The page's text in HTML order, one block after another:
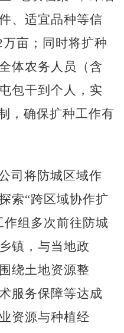
、适宜品种等信
亩；同时将扩种
体农务人员（含
包干到个人，实
，确保扩种工作有
司将防城区域作
索“跨区域协作扩
组多次前往防城
镇，与当地政
绕土地资源整
服务保障等达成
资源与种植经